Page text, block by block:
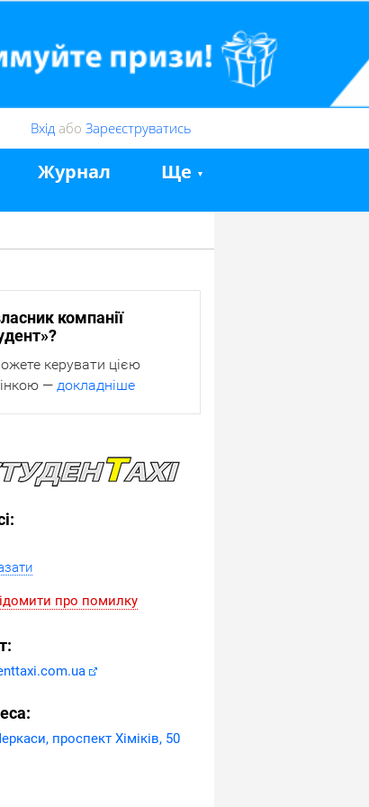
Вхід або Зареєструватись
Журнал Ще
компанії
керувати цією
— докладніше
про помилку
проспект Хіміків, 50